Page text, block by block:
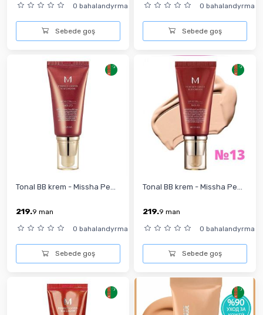
0 bahalandyrma
Sebede goş
0 bahalandyrma
Sebede goş
Tonal BB krem - Missha Pe...
219.9 man
0 bahalandyrma
Sebede goş
Tonal BB krem - Missha Pe...
219.9 man
0 bahalandyrma
Sebede goş